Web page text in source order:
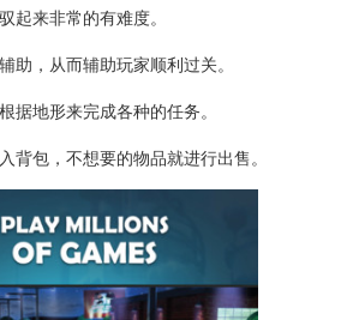
起来非常的有难度。
助，从而辅助玩家顺利过关。
据地形来完成各种的任务。
背包，不想要的物品就进行出售。